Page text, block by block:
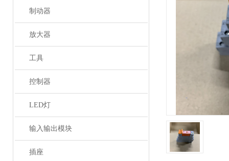
制动器
放大器
工具
控制器
LED灯
输入输出模块
插座